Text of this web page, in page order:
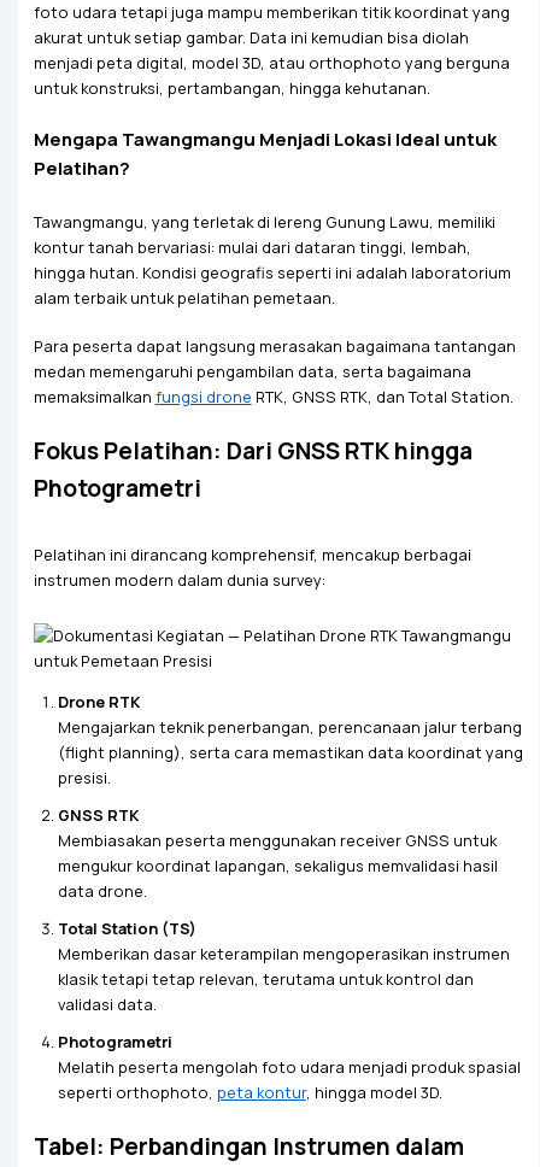
foto udara tetapi juga mampu memberikan titik koordinat yang
akurat untuk setiap gambar. Data ini kemudian bisa diolah
menjadi peta digital, model 3D, atau orthophoto yang berguna
untuk konstruksi, pertambangan, hingga kehutanan.
Mengapa Tawangmangu Menjadi Lokasi Ideal untuk
Pelatihan?
Tawangmangu, yang terletak di lereng Gunung Lawu, memiliki
kontur tanah bervariasi: mulai dari dataran tinggi, lembah,
hingga hutan. Kondisi geografis seperti ini adalah laboratorium
alam terbaik untuk pelatihan pemetaan.
Para peserta dapat langsung merasakan bagaimana tantangan
medan memengaruhi pengambilan data, serta bagaimana
memaksimalkan fungsi drone RTK, GNSS RTK, dan Total Station.
Fokus Pelatihan: Dari GNSS RTK hingga
Photogrametri
Pelatihan ini dirancang komprehensif, mencakup berbagai
instrumen modern dalam dunia survey:
Drone RTK
Mengajarkan teknik penerbangan, perencanaan jalur terbang
(flight planning), serta cara memastikan data koordinat yang
presisi.
GNSS RTK
Membiasakan peserta menggunakan receiver GNSS untuk
mengukur koordinat lapangan, sekaligus memvalidasi hasil
data drone.
Total Station (TS)
Memberikan dasar keterampilan mengoperasikan instrumen
klasik tetapi tetap relevan, terutama untuk kontrol dan
validasi data.
Photogrametri
Melatih peserta mengolah foto udara menjadi produk spasial
seperti orthophoto, peta kontur, hingga model 3D.
Tabel: Perbandingan Instrumen dalam